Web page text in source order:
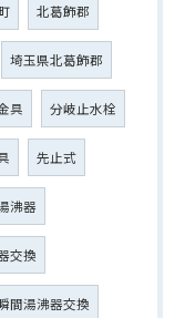
北葛飾郡
埼玉県北葛飾郡
具 分岐止水栓
先止式
沸器
交換
間湯沸器交換